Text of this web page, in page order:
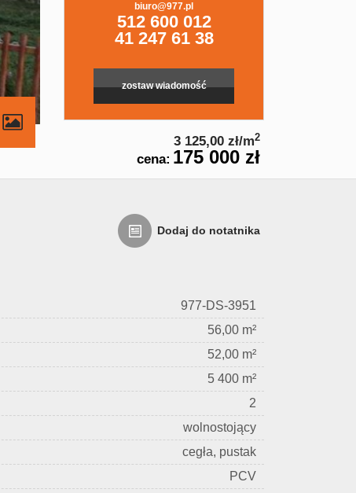
contributors
biuro@977.pl
512 600 012
41 247 61 38
zostaw wiadomość
3 125,00 zł/m2
cena: 175 000 zł
Dodaj do notatnika
977-DS-3951
56,00 m²
52,00 m²
5 400 m²
2
wolnostojący
cegła, pustak
PCV